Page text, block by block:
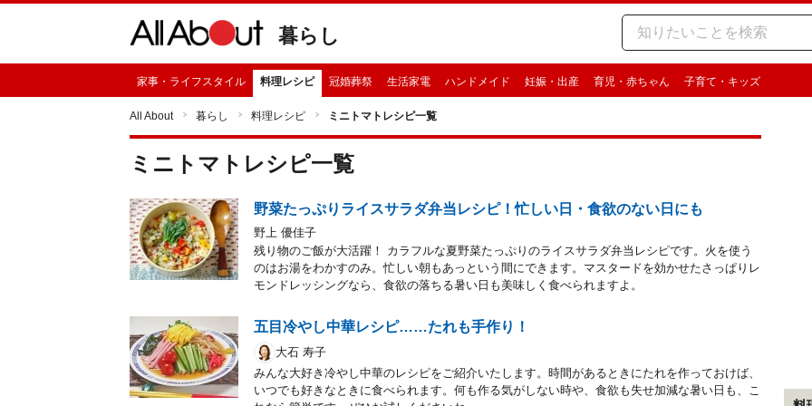
暮らし
家事・ライフスタイル 料理レシピ 冠婚葬祭 生活家電 ハンドメイド 妊娠・出産 育児・赤ちゃん 子育て・キッズ
All About 暮らし 料理レシピ ミニトマトレシピ一覧
ミニトマト レシピ一覧
野菜たっぷりライスサラダ弁当レシピ！忙しい日・食欲のない日にも
野上 優佳子
残り物のご飯が大活躍！ カラフルな夏野菜たっぷりのライスサラダ弁当レシピです。火を使う
のはお湯をわかすのみ。忙しい朝もあっという間にできます。マスタードを効かせたさっぱりレ
モンドレッシングなら、食欲の落ちる暑い日も美味しく食べられますよ。
五目冷やし中華レシピ……たれも手作り！
大石 寿子
みんな大好き冷やし中華のレシピをご紹介いたします。時間があるときにたれを作っておけば、
いつでも好きなときに食べられます。何も作る気がしない時や、食欲も失せ加減な暑い日も、こ